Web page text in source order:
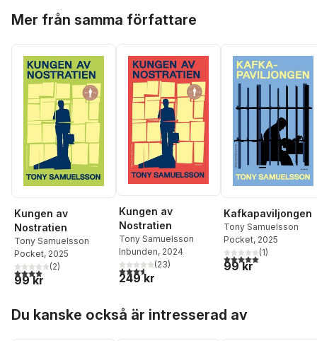
Mer från samma författare
Kungen av
Nostratien
Tony Samuelsson
Pocket, 2025
4,0utav 5 stjärnor. Totalt antal röster:
(2)
99 kr
Kungen av
Nostratien
Tony Samuelsson
Inbunden, 2024
3,6utav 5 stjärnor. Totalt antal röster:
(23)
249 kr
Kafkapaviljongen
Tony Samuelsson
Pocket, 2025
5,0utav 5 stjärnor.
(1)
99 kr
Du kanske också är intresserad av